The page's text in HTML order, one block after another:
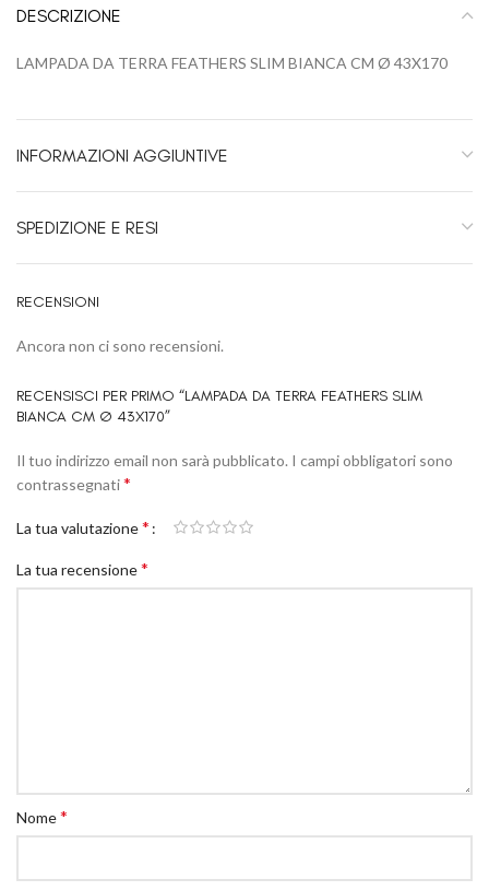
DESCRIZIONE
LAMPADA DA TERRA FEATHERS SLIM BIANCA CM Ø 43X170
INFORMAZIONI AGGIUNTIVE
SPEDIZIONE E RESI
RECENSIONI
Ancora non ci sono recensioni.
RECENSISCI PER PRIMO “LAMPADA DA TERRA FEATHERS SLIM
BIANCA CM Ø 43X170”
Il tuo indirizzo email non sarà pubblicato. I campi obbligatori sono
contrassegnati*
La tua valutazione*
La tua recensione*
Nome*